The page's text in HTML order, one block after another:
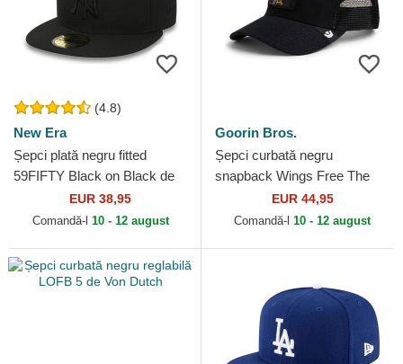
(4.8)
New Era
Șepci plată negru fitted
59FIFTY Black on Black de
New York Yankees MLB de
New Era
EUR 38,95
Comandă-l 10 - 12 august
Goorin Bros.
Șepci curbată negru
snapback Wings Free The
Farm Goorin Bros.
EUR 44,95
Comandă-l 10 - 12 august